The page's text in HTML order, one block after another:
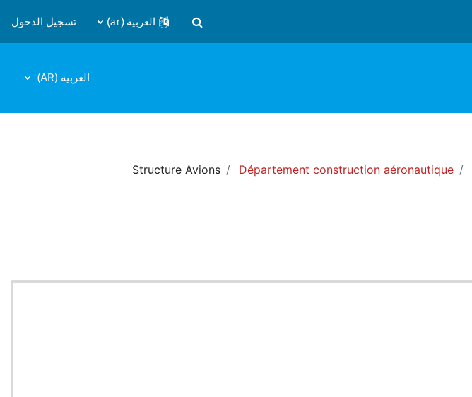
تبديل إدخال البحث
العربية ‎(ar)‎ تسجيل الدخول
العربية ‎(AR)‎
Département construction aéronautique
Structure Avions